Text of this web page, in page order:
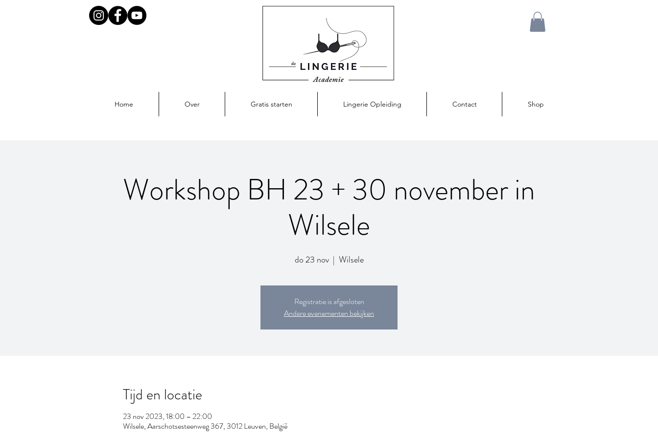
Home Over Gratis starten Lingerie Opleiding Contact Shop
Workshop BH 23 + 30 november in
Wilsele
do 23 nov
  |
Wilsele
Registratie is afgesloten
Andere evenementen bekijken
Tijd en locatie
23 nov 2023, 18:00 – 22:00
Wilsele, Aarschotsesteenweg 367, 3012 Leuven, België